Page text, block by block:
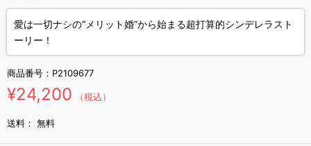
愛は一切ナシの“メリット婚”から始まる超打算的シンデレラスト
ーリー！
商品番号： P2109677
¥24,200 （税込）
送料： 無料